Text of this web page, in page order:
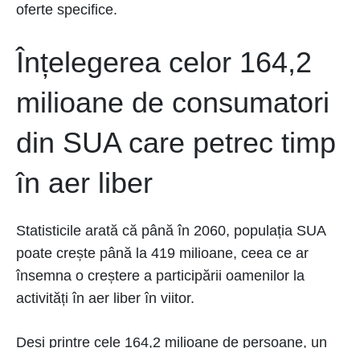
oferte specifice.
Înțelegerea celor 164,2
milioane de consumatori
din SUA care petrec timp
în aer liber
Statisticile arată că până în 2060, populația SUA
poate crește până la 419 milioane, ceea ce ar
însemna o creștere a participării oamenilor la
activități în aer liber în viitor.
Deși printre cele 164,2 milioane de persoane, un